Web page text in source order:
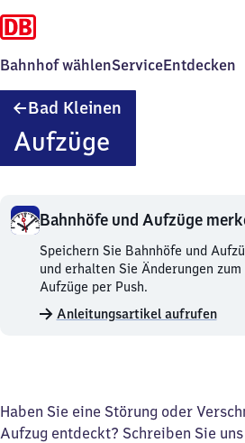
Bahnhof wählenServiceEntdecken
Bad Kleinen
Aufzüge
Bahnhöfe und Aufzüge
Bahnhöfe
und
Aufzüge
merken.
Speichern Sie Bahnhöfe und
und erhalten Sie Änderungen
Aufzüge per Push.
Anleitungsartikel aufrufen
Haben Sie eine Störung oder
Aufzug entdeckt? Schreiben Sie